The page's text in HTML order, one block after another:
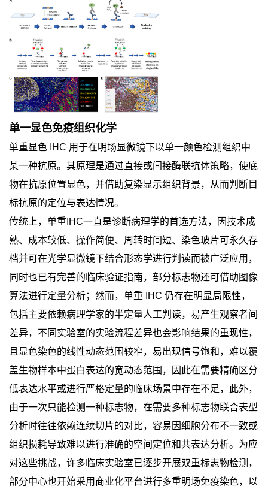
单一显色免疫组织化学
单重显色 IHC 用于在明场显微镜下以单一颜色检测组织中
某一种抗原。其原理是通过直接或间接酶联抗体策略，使底
物在抗原位置显色，并借助复染显示组织背景，从而判断目
标抗原的定位与表达情况。
传统上，单重 IHC一直是诊断病理学的首选方法，因技术成
熟、成本较低、操作简便、周转时间短、染色玻片可永久存
档并可在光学显微镜下结合形态学进行判读而被广泛应用，
同时也已有完善的临床验证指南，部分标志物还可借助图像
算法进行定量分析；然而，单重 IHC 仍存在明显局限性，
包括主要依赖病理学家的半定量人工判读，易产生观察者间
差异，不同实验室的实验流程差异也会影响结果的重现性，
且显色染色的线性动态范围较窄，易出现信号饱和，难以覆
盖生物样本中蛋白表达的宽动态范围，因此在需要精确区分
低表达水平或进行严格定量的临床场景中存在不足，此外，
由于一次只能检测一种标志物，在需要多种标志物联合表型
分析时往往依赖连续切片的对比，容易因细胞分布不一致或
组织损耗导致难以进行准确的空间定位和共表达分析。为应
对这些挑战，许多临床实验室已逐步开展双重标志物检测，
部分中心也开始采用商业化平台进行多重明场免疫染色，以